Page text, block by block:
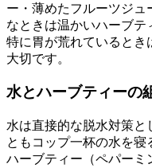
ー・薄めたフルーツジ
なときは温かいハーブテ
特に胃が荒れているとき
大切です。
水とハーブティーの
水は直接的な脱水対策と
ともコップ一杯の水を寝
ハーブティー（ペパーミ